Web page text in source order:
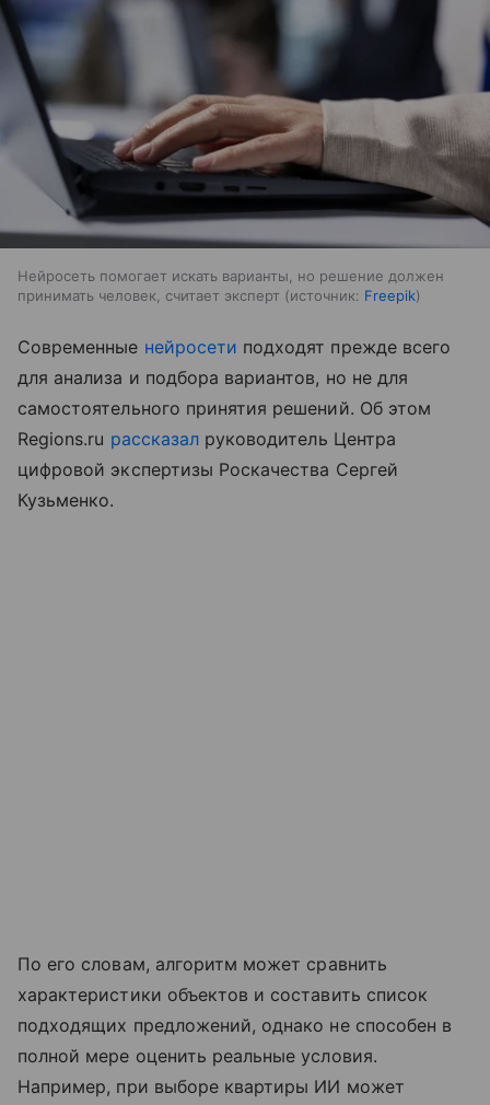
Нейросеть помогает искать варианты, но решение должен
принимать человек, считает эксперт
источник: Freepik
Cовременные нейросети подходят прежде всего
для анализа и подбора вариантов, но не для
самостоятельного принятия решений. Об этом
Regions.ru рассказалруководитель Центра
цифровой экспертизы Роскачества Сергей
Кузьменко.
По его словам, алгоритм может сравнить
характеристики объектов и составить список
подходящих предложений, однако не способен в
полной мере оценить реальные условия.
Например, при выборе квартиры ИИ может